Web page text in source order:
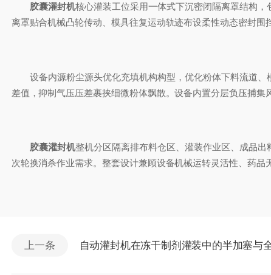
胶囊灌封机核心灌装工位采用一体式下沉密闭隔离罩结构
离罩贴合机械凸轮传动、模具往复运动轨迹布设柔性动态密封
设备内源粉尘源头优化充填机构构型，优化粉体下料流道、
差值，抑制气压压差裹挟细微粉体飘散。设备内置分层负压捕
胶囊灌封机整机分区隔离排布料仓区、灌装作业区、成品
次轮换消杀作业需求。整套设计兼顾设备机械运转灵活性、药
上一条 自动灌封机在冻干制剂灌装中的半加塞与